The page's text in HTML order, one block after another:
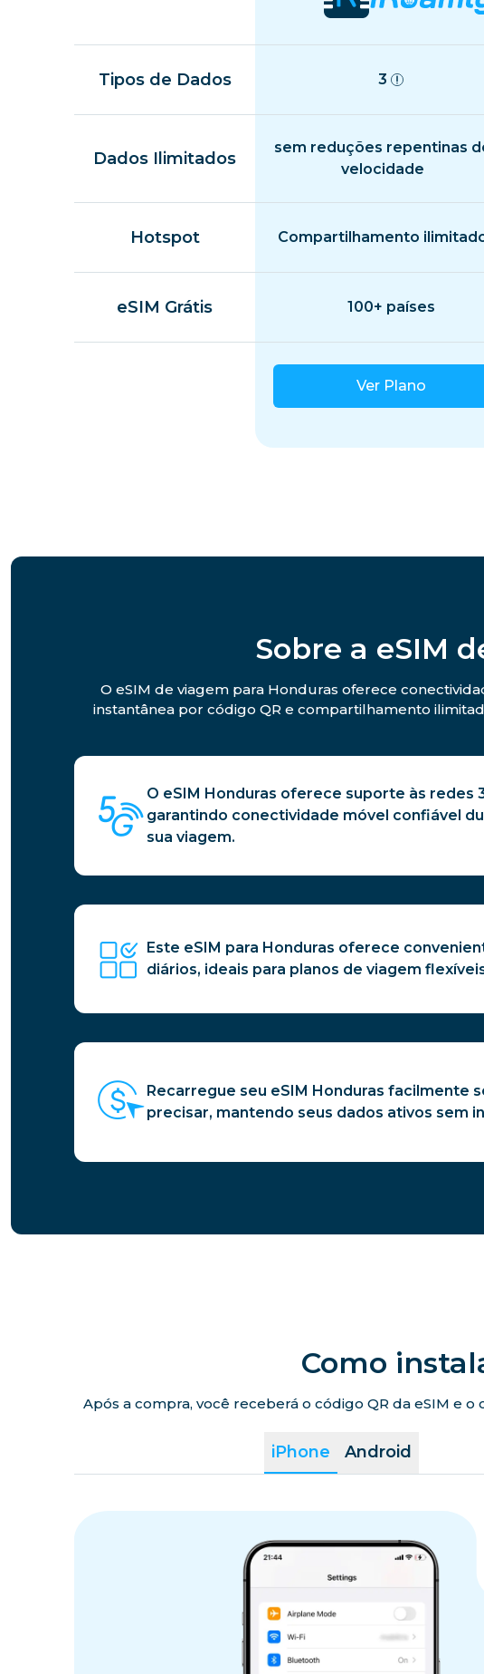
Tipos de Dados 3
Dados Ilimitados
sem reduções repentinas
velocidade
Hotspot Compartilhamento
eSIM Grátis 100+ países
Ver Plano
Sobre a eSIM
O eSIM de viagem para Honduras oferece
instantânea por código QR e compartilhamento
O eSIM Honduras oferece suporte às redes
garantindo conectividade móvel confiável
sua viagem.
Este eSIM para Honduras oferece
diários, ideais para planos de viagem
Recarregue seu eSIM Honduras facilmente
precisar, mantendo seus dados ativos sem
Como
Após a compra, você receberá o código QR da eSIM e
iPhone Android